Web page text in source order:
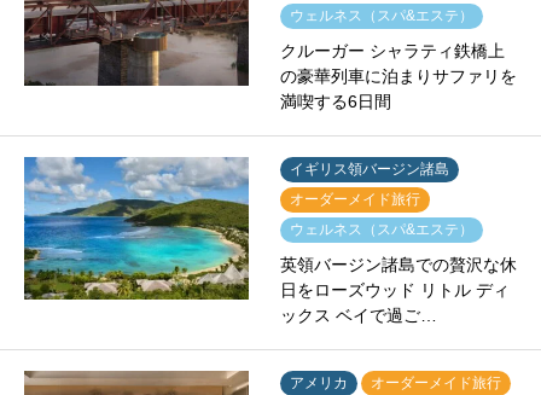
ウェルネス（スパ&エステ）
クルーガー シャラティ鉄橋上
の豪華列車に泊まりサファリを
満喫する6日間
イギリス領バージン諸島
オーダーメイド旅行
ウェルネス（スパ&エステ）
英領バージン諸島での贅沢な休
日をローズウッド リトル ディ
ックス ベイで過ご…
アメリカ
オーダーメイド旅行